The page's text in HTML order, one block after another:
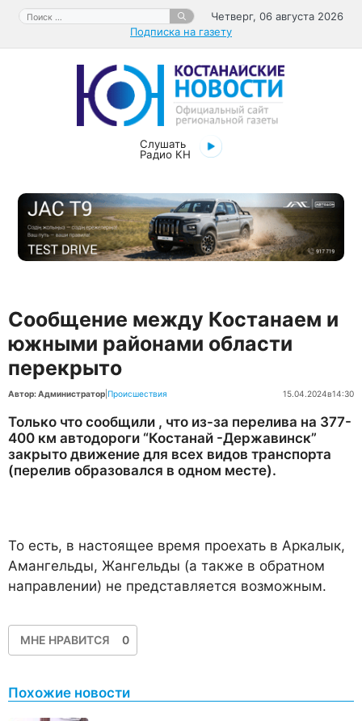
Перейти
содержимому
Поиск:
Четверг, 06 августа 2026
Подписка на газету
Слушать
Радио КН
Сообщение между Костанаем и
южными районами области
перекрыто
Автор: Администратор Происшествия 15.04.2024в14:30
Только что сообщили , что из-за перелива на 377-
400 км автодороги “Костанай -Державинск”
закрыто движение для всех видов транспорта
(перелив образовался в одном месте).
То есть, в настоящее время проехать в Аркалык,
Амангельды, Жангельды (а также в обратном
направлении) не представляется возможным.
МНЕ НРАВИТСЯ 0
Похожие новости